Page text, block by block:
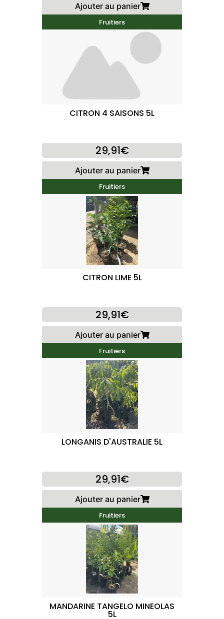
Ajouter au panier
Fruitiers
CITRON 4 SAISONS 5L
29,91€
Ajouter au panier
Fruitiers
CITRON LIME 5L
29,91€
Ajouter au panier
Fruitiers
LONGANIS D'AUSTRALIE 5L
29,91€
Ajouter au panier
Fruitiers
MANDARINE TANGELO MINEOLAS
5L